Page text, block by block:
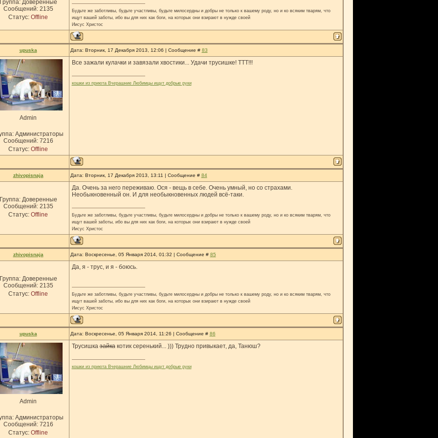
Доверенные
Сообщений: 2135
Статус: Offline
Будьте же заботливы, будьте участливы, будьте милосердны и добры не только к вашему роду, но и ко всяким тварям, что
ищут вашей заботы, ибо вы для них как боги, на которых они взирают в нужде своей
Иисус Христос
upuska Дата: Вторник, 17 Декабря 2013, 12:06 | Сообщение # 83
Admin
Администраторы
Сообщений: 7216
Статус: Offline
Все зажали кулачки и завязали хвостики... Удачи трусишке! ТТТ!!!
кошки из приюта Вчерашние Любимцы ищут добрые руки
zhivopisnaja Дата: Вторник, 17 Декабря 2013, 13:11 | Сообщение # 84
Доверенные
Сообщений: 2135
Статус: Offline
Да. Очень за него переживаю. Ося - вещь в себе. Очень умный, но со страхами.
Необыкновенный он. И для необыкновенных людей всё-таки.
Будьте же заботливы, будьте участливы, будьте милосердны и добры не только к вашему роду, но и ко всяким тварям, что
ищут вашей заботы, ибо вы для них как боги, на которых они взирают в нужде своей
Иисус Христос
zhivopisnaja Дата: Воскресенье, 05 Января 2014, 01:32 | Сообщение # 85
Доверенные
Сообщений: 2135
Статус: Offline
Да, я - трус, и я - боюсь.
Будьте же заботливы, будьте участливы, будьте милосердны и добры не только к вашему роду, но и ко всяким тварям, что
ищут вашей заботы, ибо вы для них как боги, на которых они взирают в нужде своей
Иисус Христос
upuska Дата: Воскресенье, 05 Января 2014, 11:26 | Сообщение # 86
Admin
Администраторы
Сообщений: 7216
Статус: Offline
Трусишказайкакотик серенький... ))) Трудно привыкает, да, Танюш?
кошки из приюта Вчерашние Любимцы ищут добрые руки